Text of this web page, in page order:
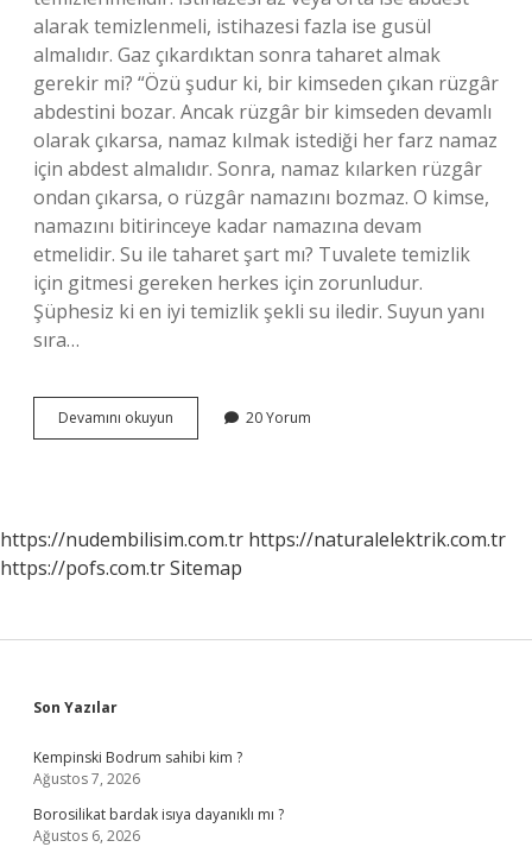
alarak temizlenmeli, istihazesi fazla ise gusül
almalıdır. Gaz çıkardıktan sonra taharet almak
gerekir mi? “Özü şudur ki, bir kimseden çıkan rüzgâr
abdestini bozar. Ancak rüzgâr bir kimseden devamlı
olarak çıkarsa, namaz kılmak istediği her farz namaz
için abdest almalıdır. Sonra, namaz kılarken rüzgâr
ondan çıkarsa, o rüzgâr namazını bozmaz. O kimse,
namazını bitirinceye kadar namazına devam
etmelidir. Su ile taharet şart mı? Tuvalete temizlik
için gitmesi gereken herkes için zorunludur.
Şüphesiz ki en iyi temizlik şekli su iledir. Suyun yanı
sıra…
Devamını okuyun
Ne
20 Yorum
https://nudembilisim.com.tr https://naturalelektrik.com.tr
https://pofs.com.trSitemap
Sidebar
Son Yazılar
Kempinski Bodrum sahibi kim ?
Ağustos 7, 2026
Borosilikat bardak isıya dayanıklı mı ?
Ağustos 6, 2026